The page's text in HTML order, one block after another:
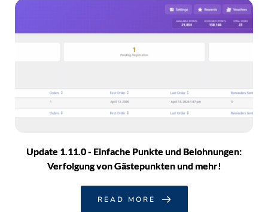
Update 1.11.0 - Einfache Punkte und Belohnungen:
Verfolgung von Gästepunkten und mehr!
READ MORE